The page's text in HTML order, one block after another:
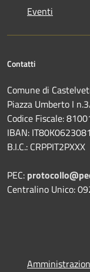
Eventi
Contatti
Comune di
Piazza Umberto I
Codice Fiscale:
IBAN:
B.I.C.: CRPPIT2PXXX
PEC:
Centralino Unico: